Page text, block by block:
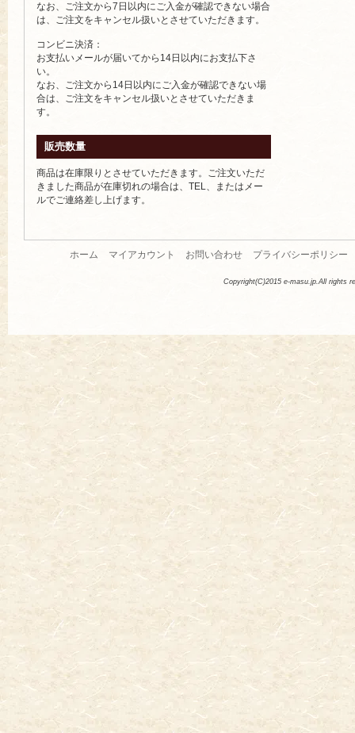
なお、ご注文から7日以内にご入金が確認できない場合
は、ご注文をキャンセル扱いとさせていただきます。
コンビニ決済：
お支払いメールが届いてから14日以内にお支払下さ
い。
なお、ご注文から14日以内にご入金が確認できない場
合は、ご注文をキャンセル扱いとさせていただきま
す。
販売数量
商品は在庫限りとさせていただきます。ご注文いただ
きました商品が在庫切れの場合は、TEL、またはメー
ルでご連絡差し上げます。
ホーム マイアカウント お問い合わせ プライバシーポリシー
Copyright(C)2015 e-masu.jp.All rights